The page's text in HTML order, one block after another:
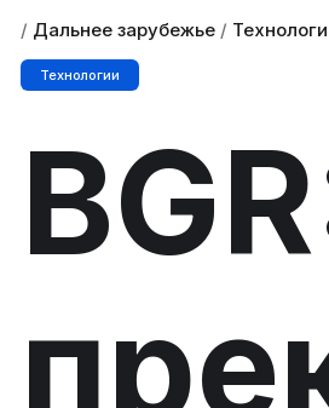
/ Дальнее зарубежье /
Технологии